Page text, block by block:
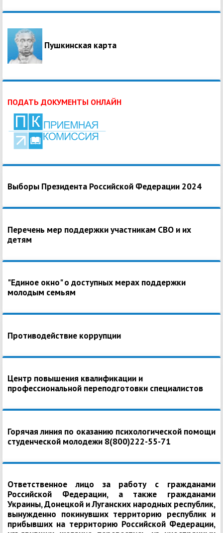
Пушкинская карта
ПОДАТЬ ДОКУМЕНТЫ ОНЛАЙН
Выборы Президента Российской Федерации 2024
Перечень мер поддержки участникам СВО и их
детям
"Единое окно" о доступных мерах поддержки
молодым семьям
Противодействие коррупции
Центр повышения квалификации и
профессиональной переподготовки специалистов
Горячая линия по оказанию психологической помощи
студенческой молодежи 8(800)222-55-71
Ответственное лицо за работу с гражданами
Российской Федерации, а также гражданами
Украины, Донецкой и Луганских народных республик,
вынужденно покинувших территорию республик и
прибывших на территорию Российской Федерации,